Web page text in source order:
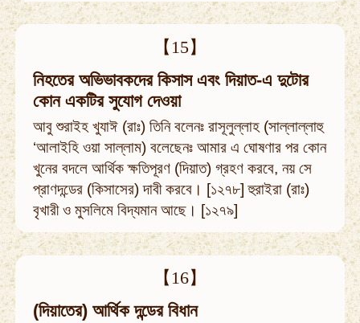
【15】
নিহতের অভিভাবকদের কিসাস এবং দিয়াত-এ দুটোর
কোন একটির সুযোগ দেওয়া
আবু শুরাইহ খুযাঈ (রাঃ) তিনি বলেনঃ রাসূলুল্লাহ (সাল্লাল্লাহু
‘আলাইহি ওয়া সাল্লাম) বলেছেনঃ আমার এ ঘোষণার পর কোন
খুনের বদলে আর্থিক ক্ষতিপূরণ (দিয়াত) গ্রহণ করবে, নয় সে
প্রাণদন্ডের (কিসাসের) দাবী করবে। [১২৭৮] হুরাইরা (রাঃ)
বৃখারী ও মুসলিমে বিদ্যমান আছে। [১২৭৯]
【16】
(দিয়াতের) আর্থিক দন্ডের বিধান